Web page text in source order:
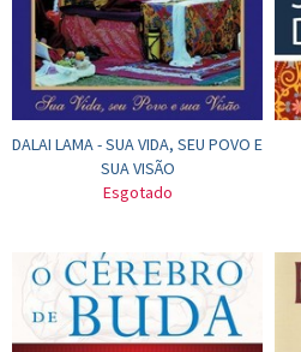
DALAI LAMA - SUA VIDA, SEU POVO E
SUA VISÃO
Esgotado